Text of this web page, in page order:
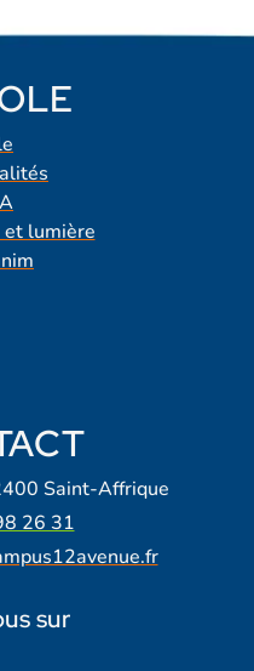
et lumière
Saint-Affrique
26 31
sur